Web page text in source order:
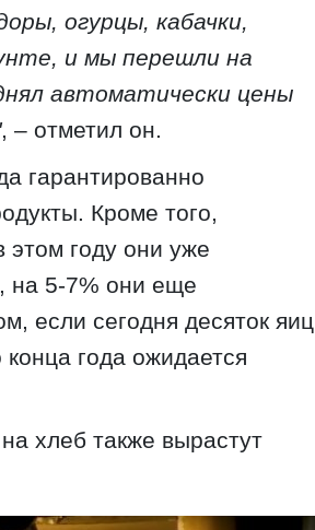
огурцы, кабачки,
и мы перешли на
автоматически цены
, – отметил он.
гарантированно
Кроме того,
этом году они уже
на 5-7% они еще
если сегодня десяток яиц
года ожидается
хлеб также вырастут